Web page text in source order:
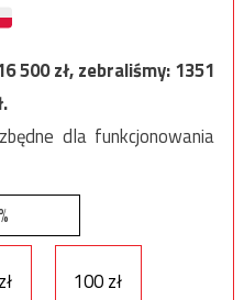
500zł, zebraliśmy:1351
dla funkcjonowania
100 zł